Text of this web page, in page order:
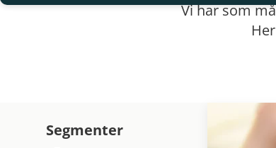
Vi har som
Segmenter